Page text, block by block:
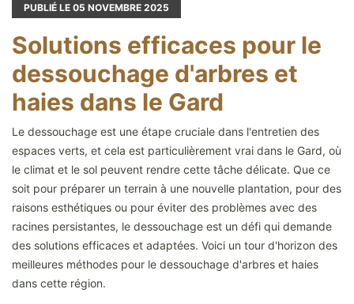
PUBLIÉ LE 05 NOVEMBRE 2025
Solutions efficaces pour le
dessouchage d'arbres et
haies dans le Gard
Le dessouchage est une étape cruciale dans l'entretien des
espaces verts, et cela est particulièrement vrai dans le Gard, où
le climat et le sol peuvent rendre cette tâche délicate. Que ce
soit pour préparer un terrain à une nouvelle plantation, pour des
raisons esthétiques ou pour éviter des problèmes avec des
racines persistantes, le dessouchage est un défi qui demande
des solutions efficaces et adaptées. Voici un tour d'horizon des
meilleures méthodes pour le dessouchage d'arbres et haies
dans cette région.